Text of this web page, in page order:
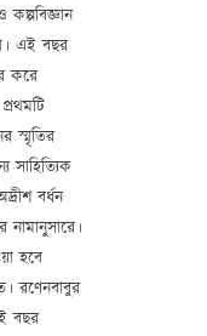
এই বছর
করে
স্মৃতির
সাহিত্যিক
বর্ধন
নামানুসারে।
হবে
রণেনবাবুর
বছর